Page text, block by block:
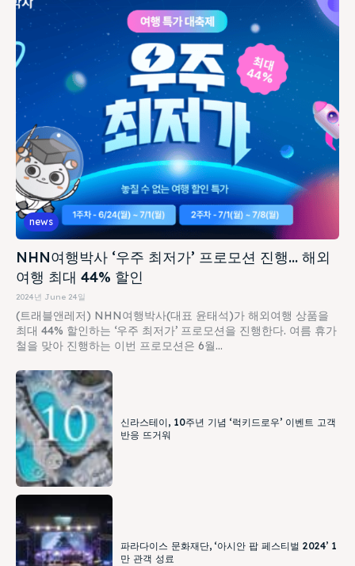
news
NHN여행박사 ‘우주 최저가’ 프로모션 진행… 해외
여행 최대 44% 할인
2024년 June 24일
(트래블앤레저) NHN여행박사(대표 윤태석)가 해외여행 상품을
최대 44% 할인하는 ‘우주 최저가’ 프로모션을 진행한다. 여름 휴가
철을 맞아 진행하는 이번 프로모션은 6월...
신라스테이, 10주년 기념 ‘럭키드로우’ 이벤트 고객
반응 뜨거워
파라다이스 문화재단, ‘아시안 팝 페스티벌 2024’ 1
만 관객 성료